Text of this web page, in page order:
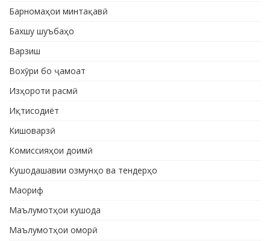
Барномаҳои минтақавӣ
Бахшу шуъбаҳо
Варзиш
Вохӯри бо ҷамоат
Изҳороти расмӣ
Иқтисодиёт
Кишоварзӣ
Комиссияҳои доимӣ
Кушодашавии озмунҳо ва тендерҳо
Маориф
Маълумотҳои кушода
Маълумотҳои оморӣ